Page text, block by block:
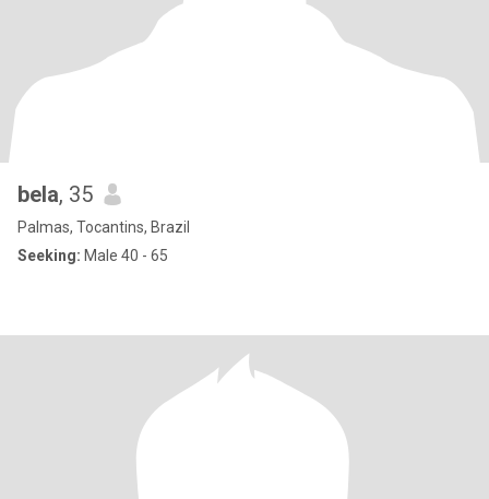
bela, 35
Palmas, Tocantins, Brazil
Seeking: Male 40 - 65